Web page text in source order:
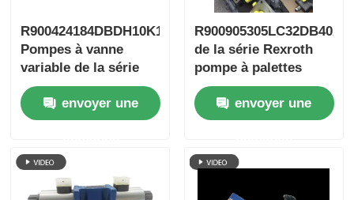
R900424184DBDH10K1X/400
Pompes à vanne
variable de la série
photovoltaïque
Rexrothenvoyer une
de la série Rexroth
pompe à palettes
variables
envoyer une